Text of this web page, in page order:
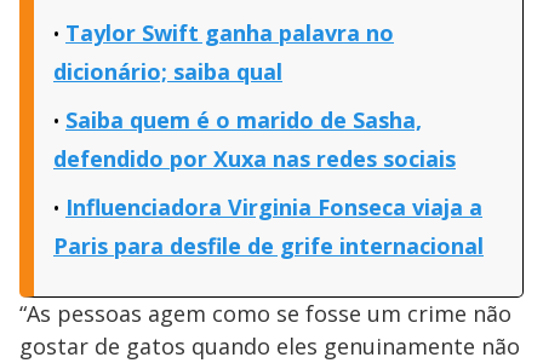
Taylor Swift ganha palavra no
dicionário; saiba qual
Saiba quem é o marido de Sasha,
defendido por Xuxa nas redes sociais
Influenciadora Virginia Fonseca viaja a
Paris para desfile de grife internacional
“As pessoas agem como se fosse um crime não
gostar de gatos quando eles genuinamente não